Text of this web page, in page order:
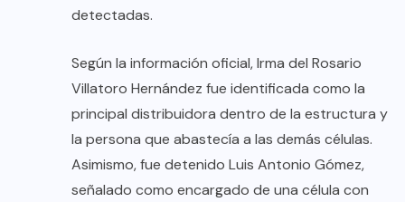
detectadas.
Según la información oficial, Irma del Rosario
Villatoro Hernández fue identificada como la
principal distribuidora dentro de la estructura y
la persona que abastecía a las demás células.
Asimismo, fue detenido Luis Antonio Gómez,
señalado como encargado de una célula con